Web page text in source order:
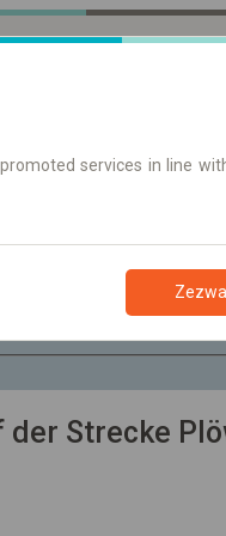
ohne Umstieg
Strecke
services in line